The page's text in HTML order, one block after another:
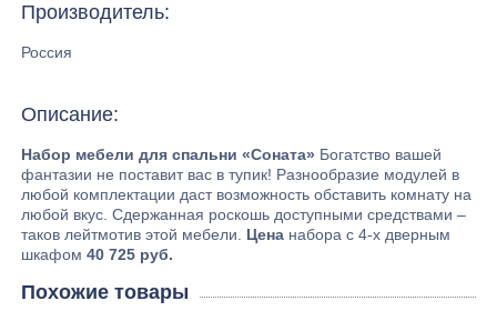
Производитель:
Россия
Описание:
Набор мебели для спальни «Соната» Богатство вашей
фантазии не поставит вас в тупик! Разнообразие модулей в
любой комплектации даст возможность обставить комнату на
любой вкус. Сдержанная роскошь доступными средствами –
таков лейтмотив этой мебели. Цена набора с 4-х дверным
шкафом 40 725 руб.
Похожие товары